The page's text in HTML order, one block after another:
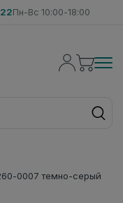
Пн-Вс 10:00-18:00
0007 темно-серый